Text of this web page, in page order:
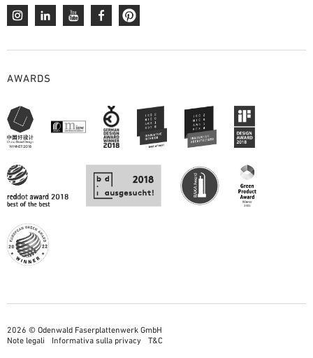
AWARDS
2026 © Odenwald Faserplattenwerk GmbH
Note legali
Informativa sulla privacy T&C